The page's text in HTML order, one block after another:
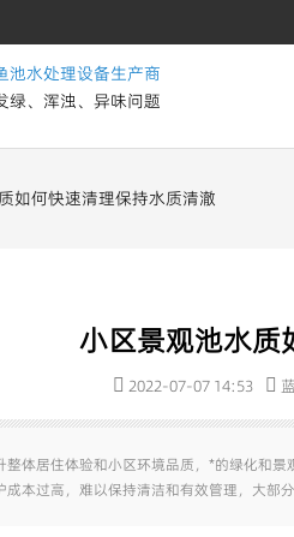
池水处理设备生产商
绿、浑浊、异味问题
如何快速清理保持水质清澈
小区景观池水质
2022-07-07 14:53
体居住体验和小区环境品质，*的绿化和
成本过高，难以保持清洁和有效管理，大